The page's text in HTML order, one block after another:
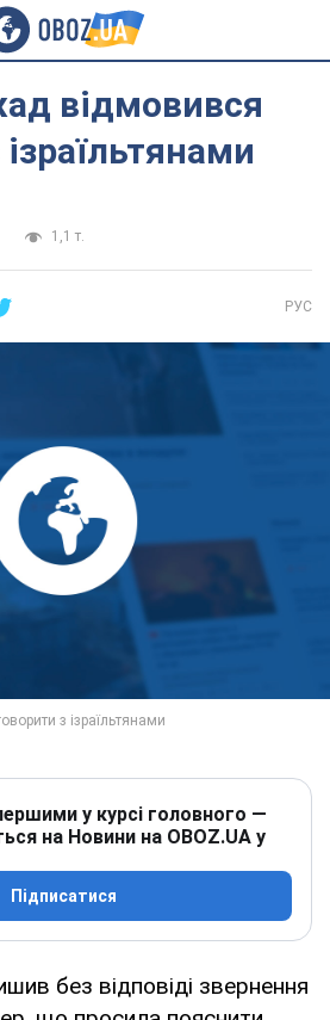
відмовився
1,1 т.
РУС
у курсі головного —
на Новини на OBOZ.UA у
Підписатися
без відповіді звернення